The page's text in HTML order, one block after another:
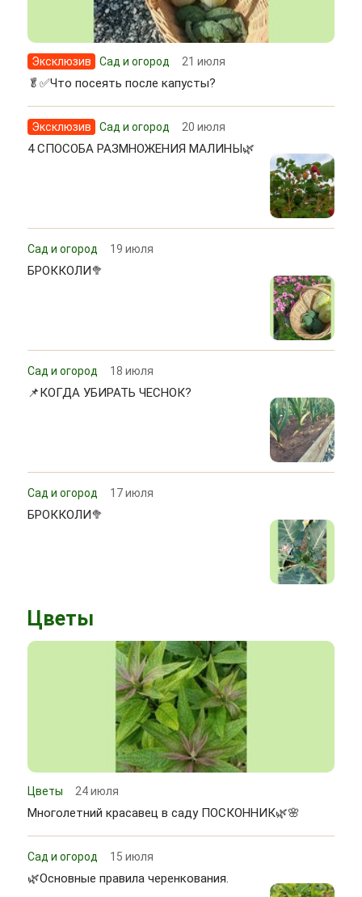
Эксклюзив Сад и огород 21 июля
🥬✅Что посеять после капусты?
Эксклюзив Сад и огород 20 июля
4 СПОСОБА РАЗМНОЖЕНИЯ МАЛИНЫ🌿
Сад и огород 19 июля
БРОККОЛИ🥦
Сад и огород 18 июля
📌КОГДА УБИРАТЬ ЧЕСНОК?
Сад и огород 17 июля
БРОККОЛИ🥦
Цветы
Цветы 24 июля
Многолетний красавец в саду ПОСКОННИК🌿🌸
Сад и огород 15 июля
🌿Основные правила черенкования.